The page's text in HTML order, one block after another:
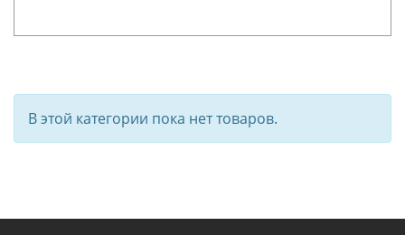
В этой категории пока нет товаров.